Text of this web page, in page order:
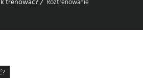
Roztrenowanie